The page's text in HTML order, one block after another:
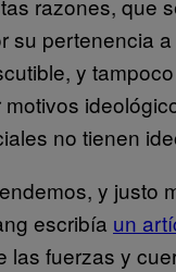
su pertenencia
y
no tienen
y justo
escribía un
las fuerzas y